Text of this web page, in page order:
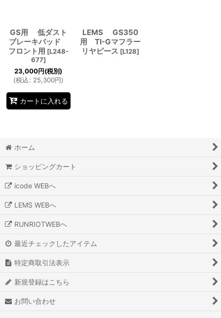
GS用 低ダスト
ブレーキパッド
フロント用 [L248-
677]
23,000円(税別)
(税込: 25,300円)
カートに入れる
LEMS GS350
用 TI-Gマフラー
リヤピース [L128]
ホーム
ショッピングカート
icode WEBへ
LEMS WEBへ
RUNRIOTWEBへ
最近チェックしたアイテム
特定商取引法表示
新規登録はこちら
お問い合わせ